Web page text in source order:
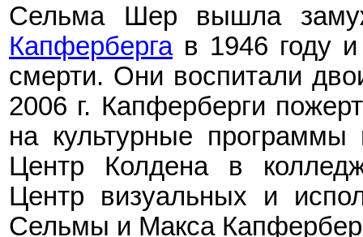
Сельмa Шер вышла
Капферберга в 1946 году
смерти. Они воспитали
2006 г. Капферберги
на культурные
Центр Колдена в
Центр визуальных и
Сельмы и Макса